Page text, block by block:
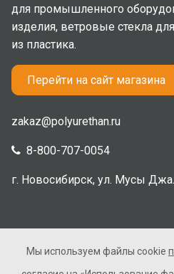
для промышленного
изделия, ветровые стекла
из пластика.
Перейти на сайт магазина
zakaz@polyurethan.ru
8-800-707-0054
г. Новосибирск, ул. Мусы
2005-2026 © Полиуретан.
Мы используем файлы cookie